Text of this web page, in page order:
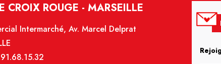
CROIX ROUGE - MARSEILLE
Intermarché, Av. Marcel Delprat